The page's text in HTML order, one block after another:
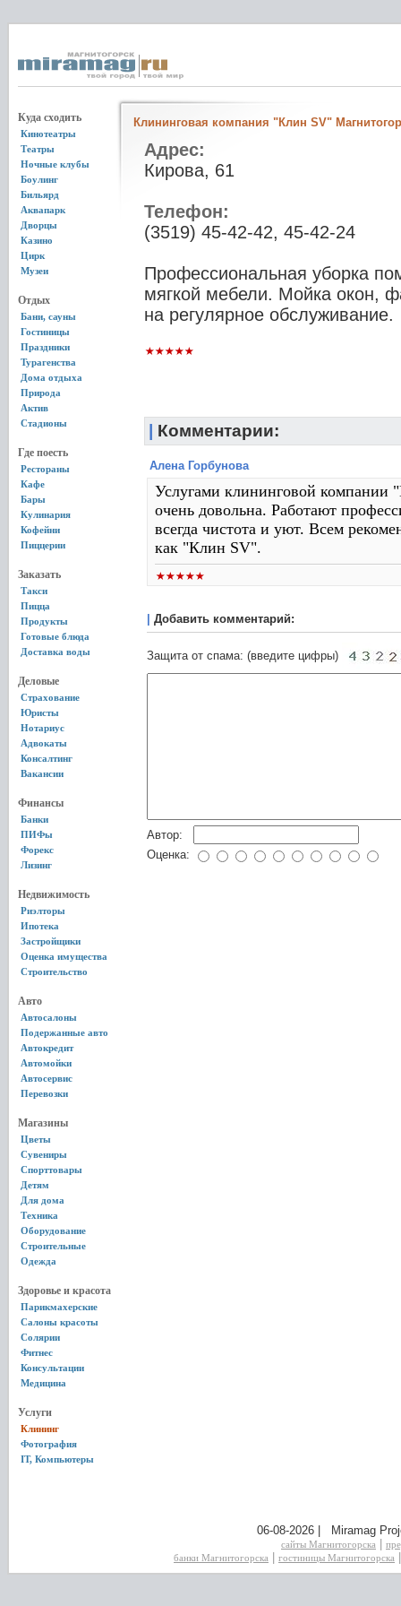
Куда сходить
Кинотеатры
Театры
Ночные клубы
Боулинг
Бильярд
Аквапарк
Дворцы
Казино
Цирк
Музеи
Отдых
Бани, сауны
Гостиницы
Праздники
Турагенства
Дома отдыха
Природа
Актив
Стадионы
Где поесть
Рестораны
Кафе
Бары
Кулинария
Кофейни
Пиццерии
Заказать
Такси
Пицца
Продукты
Готовые блюда
Доставка воды
Деловые
Страхование
Юристы
Нотариус
Адвокаты
Консалтинг
Вакансии
Финансы
Банки
ПИФы
Форекс
Лизинг
Недвижимость
Риэлторы
Ипотека
Застройщики
Оценка имущества
Строительство
Авто
Автосалоны
Подержанные авто
Автокредит
Автомойки
Автосервис
Перевозки
Магазины
Цветы
Сувениры
Спорттовары
Детям
Для дома
Техника
Оборудование
Строительные
Одежда
Здоровье и красота
Парикмахерские
Салоны красоты
Солярии
Фитнес
Консультации
Медицина
Услуги
Клининг
Фотография
IT, Компьютеры
Клининговая компания "Клин SV"
Адрес:
Кирова, 61
Телефон:
(3519) 45-42-42, 45-42-24
Профессиональная уборка
мягкой мебели. Мойка окон,
на регулярное обслуживание.
Комментарии:
Алена Горбунова
Услугами клининговой компании
очень довольна. Работают
всегда чистота и уют. Всем
как "Клин SV".
Добавить комментарий:
Защита от спама: (введите цифры)
Автор:
Оценка:
06-08-2026 | Miramag
сайты Магнитогорска
банки Магнитогорска
гостиницы Магнитогорска